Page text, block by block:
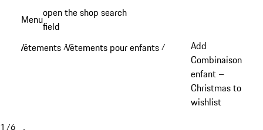
principal
Menuopen the shop search
field
Vêtements /Vêtements pour enfants /
Add
Combinaison
enfant –
Christmas to
wishlist
1 /6